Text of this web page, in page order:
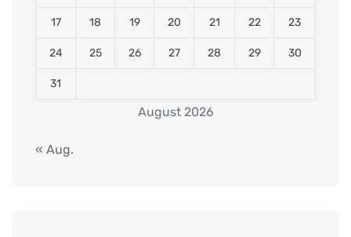
August 2026
17 18 19 20 21 22 23
24 25 26 27 28 29 30
31
« Aug.